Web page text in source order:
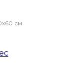
см